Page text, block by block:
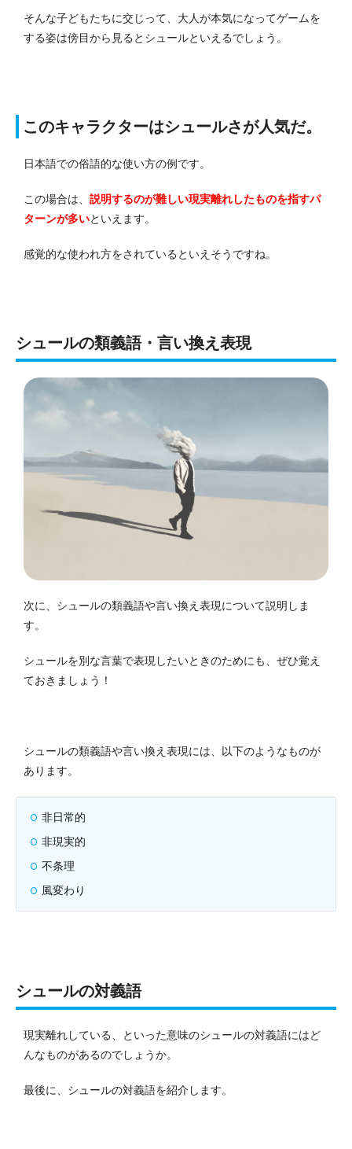
そんな子どもたちに交じって、大人が本気になってゲームを
する姿は傍目から見るとシュールといえるでしょう。
このキャラクターはシュールさが人気だ。
日本語での俗語的な使い方の例です。
この場合は、 説明するのが難しい現実離れしたものを指すパ
ターンが多いといえます。
感覚的な使われ方をされているといえそうですね。
シュールの類義語・言い換え表現
次に、シュールの類義語や言い換え表現について説明しま
す。
シュールを別な言葉で表現したいときのためにも、ぜひ覚え
ておきましょう！
シュールの類義語や言い換え表現には、以下のようなものが
あります。
非日常的
非現実的
不条理
風変わり
シュールの対義語
現実離れしている、といった意味のシュールの対義語にはど
んなものがあるのでしょうか。
最後に、シュールの対義語を紹介します。